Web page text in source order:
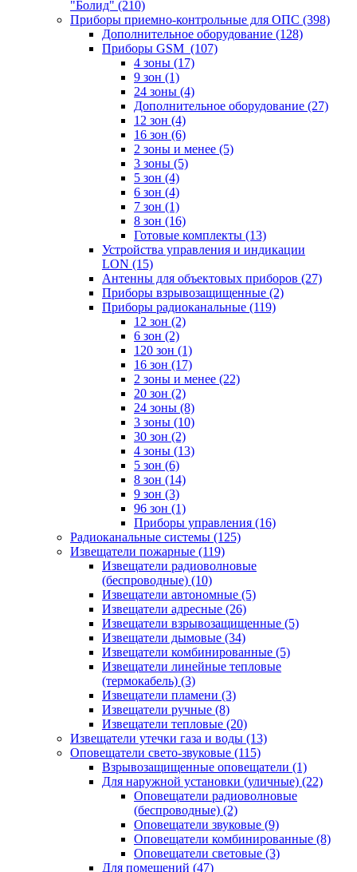
"Болид" (210)
Приборы приемно-контрольные для ОПС (398)
Дополнительное оборудование (128)
Приборы GSM (107)
4 зоны (17)
9 зон (1)
24 зоны (4)
Дополнительное оборудование (27)
12 зон (4)
16 зон (6)
2 зоны и менее (5)
3 зоны (5)
5 зон (4)
6 зон (4)
7 зон (1)
8 зон (16)
Готовые комплекты (13)
Устройства управления и индикации
LON (15)
Антенны для объектовых приборов (27)
Приборы взрывозащищенные (2)
Приборы радиоканальные (119)
12 зон (2)
6 зон (2)
120 зон (1)
16 зон (17)
2 зоны и менее (22)
20 зон (2)
24 зоны (8)
3 зоны (10)
30 зон (2)
4 зоны (13)
5 зон (6)
8 зон (14)
9 зон (3)
96 зон (1)
Приборы управления (16)
Радиоканальные системы (125)
Извещатели пожарные (119)
Извещатели радиоволновые
(беспроводные) (10)
Извещатели автономные (5)
Извещатели адресные (26)
Извещатели взрывозащищенные (5)
Извещатели дымовые (34)
Извещатели комбинированные (5)
Извещатели линейные тепловые
(термокабель) (3)
Извещатели пламени (3)
Извещатели ручные (8)
Извещатели тепловые (20)
Извещатели утечки газа и воды (13)
Оповещатели свето-звуковые (115)
Взрывозащищенные оповещатели (1)
Для наружной установки (уличные) (22)
Оповещатели радиоволновые
(беспроводные) (2)
Оповещатели звуковые (9)
Оповещатели комбинированные (8)
Оповещатели световые (3)
Для помещений (47)